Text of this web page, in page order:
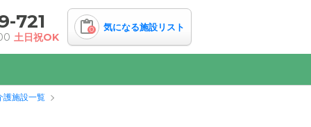
721
土日祝OK
0 気になる施設リスト
護施設一覧